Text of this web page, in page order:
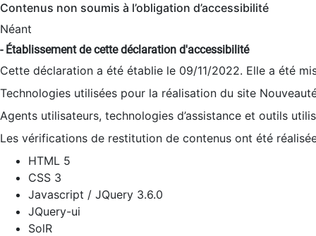
Contenus non soumis à l’obligation d’accessibilité
Néant
- Établissement de cette déclaration d'accessibilité
Cette déclaration a été établie le 09/11/2022. Elle a été
Technologies utilisées pour la réalisation du site
Agents utilisateurs, technologies d’assistance et outils
Les vérifications de restitution de contenus ont été
HTML 5
CSS 3
Javascript / JQuery 3.6.0
JQuery-ui
SolR